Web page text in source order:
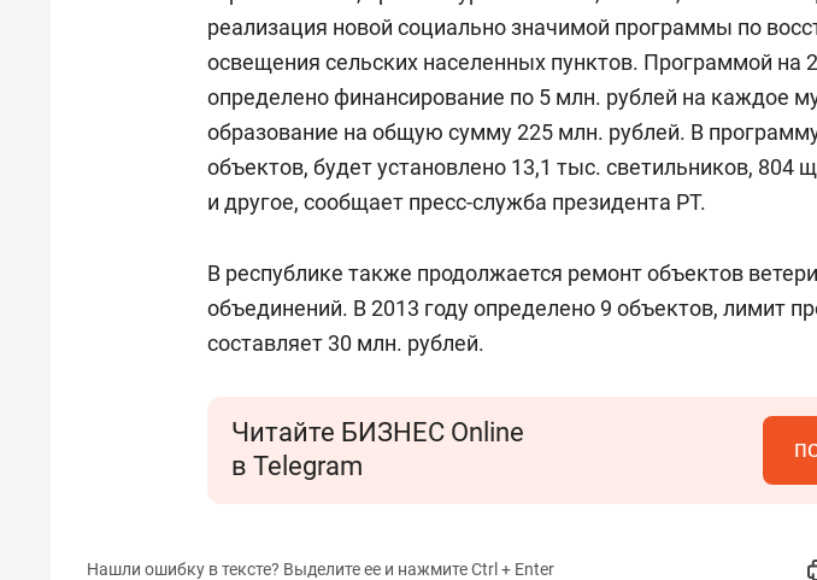
реализация новой социально значимой программы по
освещения сельских населенных пунктов. Программой на
определено финансирование по 5 млн. рублей на каждое
образование на общую сумму 225 млн. рублей. В
объектов, будет установлено 13,1 тыс. светильников, 804
и другое, сообщает пресс-служба президента РТ.
В республике также продолжается ремонт объектов
объединений. В 2013 году определено 9 объектов, лимит
составляет 30 млн. рублей.
Читайте БИЗНЕС Online
в Telegram
Нашли ошибку в тексте? Выделите ее и нажмите Ctrl + Enter